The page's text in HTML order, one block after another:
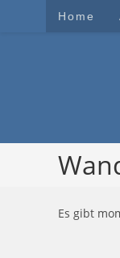
Home
Es gibt